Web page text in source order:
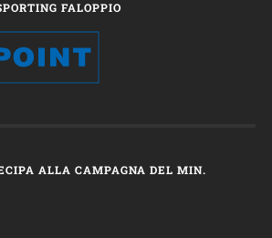
FALOPPIO
ALLA CAMPAGNA DEL MIN.